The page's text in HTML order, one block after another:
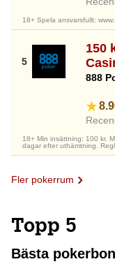
18+ Spela ansvarsfullt:
150
888
18+ Min insättning: 100 kr.
dagar efter uthämtning.
Fler pokerrum
Topp 5
Bästa